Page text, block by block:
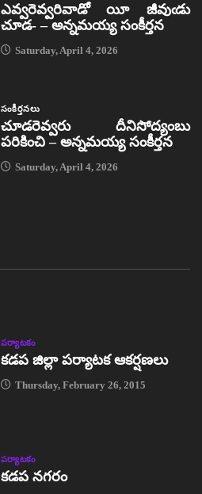
ఎవ్వరెవ్వరివాడో యీ జీవుఁడు
చూడ- – అన్నమయ్య సంకీర్తన
Saturday, April 4, 2026
సంకీర్తనలు
చూడరెవ్వరు దీనిసోద్యంబు
పరికించి – అన్నమయ్య సంకీర్తన
Saturday, April 4, 2026
పర్యాటకం
కడప జిల్లా పర్యాటక ఆకర్షణలు
Thursday, February 26, 2015
పర్యాటకం
కడప నగరం